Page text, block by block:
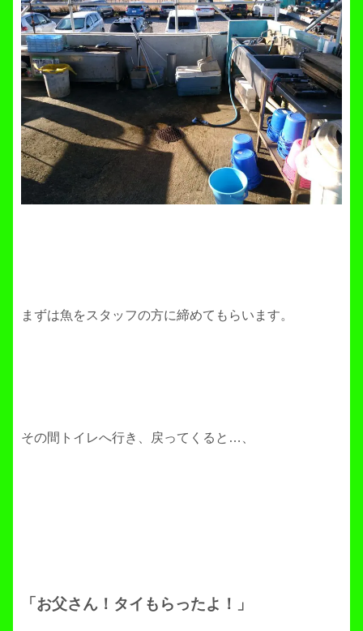
まずは魚をスタッフの方に締めてもらいます。
その間トイレへ行き、戻ってくると…、
「お父さん！タイもらったよ！」